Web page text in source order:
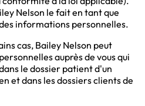
Nelson le fait en tant que
informations personnelles.
cas, Bailey Nelson peut
auprès de vous qui
le dossier patient d'un
et dans les dossiers clients de